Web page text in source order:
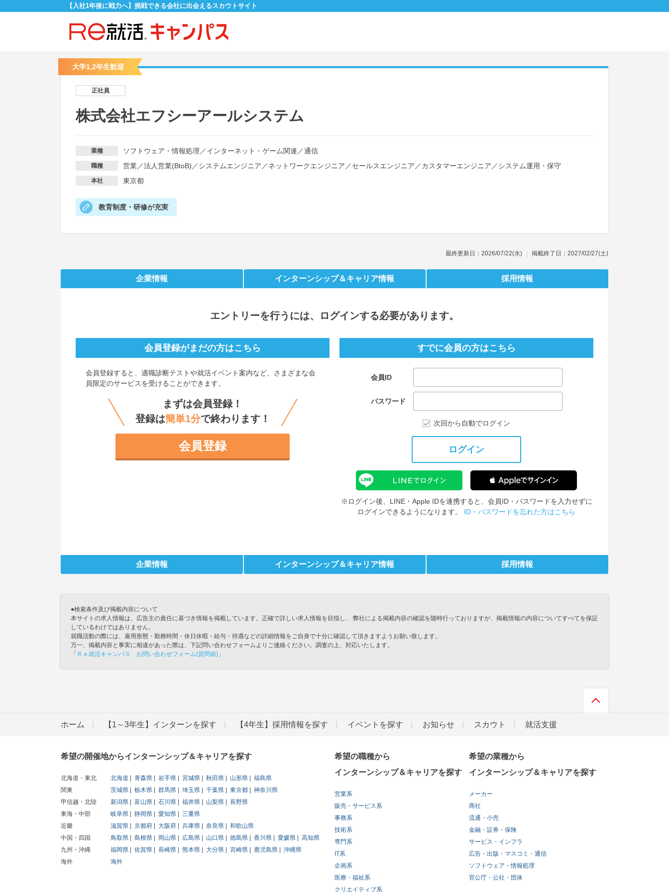
【入社1年後に戦力へ】挑戦できる会社に出会えるスカウトサイト
大学1,2年生歓迎
正社員
株式会社エフシーアールシステム
業種 ソフトウェア・情報処理 ／インターネット・ゲーム関連 ／通信
職種 営業／法人営業(BtoB) ／システムエンジニア ／ネットワークエンジニア ／セールスエンジニア ／カスタマーエンジニア ／システム運用・保守
本社 東京都
教育制度・研修が充実
最終更新日：2026/07/22(水) 掲載終了日：2027/02/27(土)
企業情報 インターンシップ＆キャリア情報 採用情報
エントリーを行うには、ログインする必要があります。
すでに会員の方はこちら
会員ID
パスワード
次回から自動でログイン
ログイン
※ログイン後、LINE・Apple IDを連携すると、会員ID・パスワードを入力せずに
ログインできるようになります。 ID・パスワードを忘れた方はこちら
会員登録がまだの方はこちら
会員登録すると、 適職診断テストや就活イベント案内など、さまざまな会
員限定のサービスを受けることができます。
まずは会員登録！
登録は簡単1分で終わります！
会員登録
企業情報 インターンシップ＆キャリア情報 採用情報
●検索条件及び掲載内容について
本サイトの求人情報は、広告主の責任に基づき情報を掲載しています。正確で詳しい求人情報を目指し、 弊社による掲載内容の確認を随時行っておりますが、掲載情報の内容についてすべてを保証
しているわけではありません。
就職活動の際には、雇用形態・勤務時間・休日休暇・給与・待遇などの詳細情報をご自身で十分に確認して頂きますようお願い致します。
万一、掲載内容と事実に相違があった際は、下記問い合わせフォームよりご連絡ください。調査の上、対応いたします。
「 Ｒｅ就活キャンパス お問い合わせフォーム(質問箱) 」
ホーム 【1～3年生】インターンを探す 【4年生】採用情報を探す イベントを探す お知らせ スカウト 就活支援
希望の開催地からインターンシップ＆キャリアを探す
北海道・東北 北海道 青森県 岩手県 宮城県 秋田県 山形県
福島県
関東
茨城県 栃木県 群馬県 埼玉県 千葉県 東京都
神奈川県
甲信越・北陸
新潟県 富山県 石川県 福井県 山梨県
長野県
東海・中部
岐阜県 静岡県 愛知県
三重県
近畿
滋賀県 京都府 大阪府 兵庫県 奈良県
和歌山県
中国・四国
鳥取県 島根県 岡山県 広島県 山口県 徳島県 香川県 愛媛県
高知県
九州・沖縄
福岡県 佐賀県 長崎県 熊本県 大分県 宮崎県 鹿児島県
沖縄県
海外
海外
希望の職種から
インターンシップ＆キャリアを探す
営業系
販売・サービス系
事務系
技術系
専門系
IT系
企画系
医療・福祉系
クリエイティブ系
希望の業種から
インターンシップ＆キャリアを探す
メーカー
商社
流通・小売
金融・証券・保険
サービス・インフラ
広告・出版・マスコミ・通信
ソフトウェア・情報処理
官公庁・公社・団体